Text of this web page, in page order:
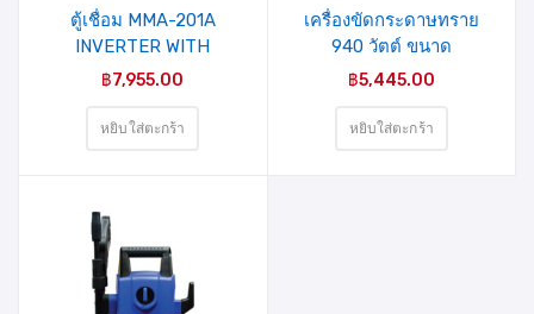
ตู้เชื่อม MMA-201A
INVERTER WITH
ACCESSORIES (MAX
฿7,955.00
หยิบใส่ตะกร้า
เครื่องขัดกระดาษทราย
940 วัตต์ ขนาด
100×610มม. รุ่น MP-940
฿5,445.00
หยิบใส่ตะกร้า